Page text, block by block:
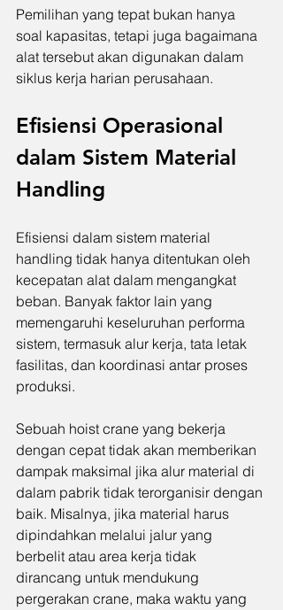
Pemilihan yang tepat bukan hanya
soal kapasitas, tetapi juga bagaimana
alat tersebut akan digunakan dalam
siklus kerja harian perusahaan.
Efisiensi Operasional
dalam Sistem Material
Handling
Efisiensi dalam sistem material
handling tidak hanya ditentukan oleh
kecepatan alat dalam mengangkat
beban. Banyak faktor lain yang
memengaruhi keseluruhan performa
sistem, termasuk alur kerja, tata letak
fasilitas, dan koordinasi antar proses
produksi.
Sebuah hoist crane yang bekerja
dengan cepat tidak akan memberikan
dampak maksimal jika alur material di
dalam pabrik tidak terorganisir dengan
baik. Misalnya, jika material harus
dipindahkan melalui jalur yang
berbelit atau area kerja tidak
dirancang untuk mendukung
pergerakan crane, maka waktu yang